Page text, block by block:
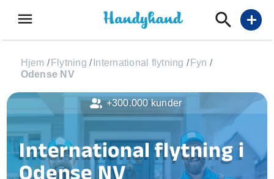
menu add
Hjem / Flytning / International flytning / Fyn /
Odense NV
International flytning i
Odense NV
+300.000 kunder